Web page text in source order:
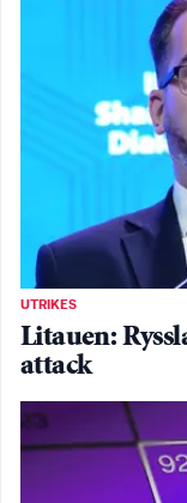
UTRIKES
Litauen:
attack